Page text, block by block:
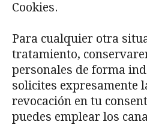
Cookies.
Para cualquier otra
tratamiento,
personales de forma
solicites expresamente
revocación en tu
puedes emplear los